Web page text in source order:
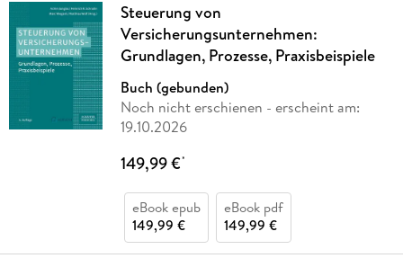
Steuerung von
Versicherungsunternehmen:
Grundlagen, Prozesse, Praxisbeispiele
Buch (gebunden)
Noch nicht erschienen - erscheint am:
19.10.2026
149,99 €*
eBook epub
149,99 €
eBook pdf
149,99 €